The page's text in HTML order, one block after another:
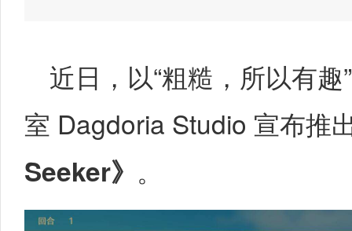
近日，以“粗糙，所以有
室 Dagdoria Studio 宣布推
Seeker》 。